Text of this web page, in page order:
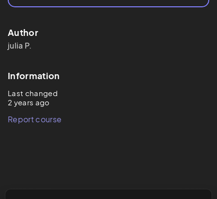
Author
julia P.
Information
Last changed
2 years ago
Report course